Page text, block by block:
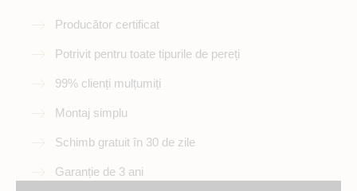
Producător certificat
Potrivit pentru toate tipurile de pereți
99% clienți mulțumiți
Montaj simplu
Schimb gratuit în 30 de zile
Garanție de 3 ani